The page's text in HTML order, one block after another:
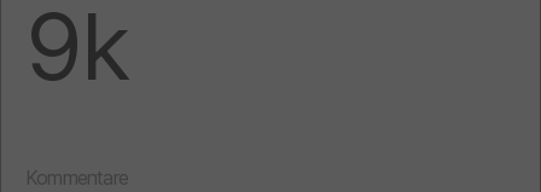
9k
Kommentare